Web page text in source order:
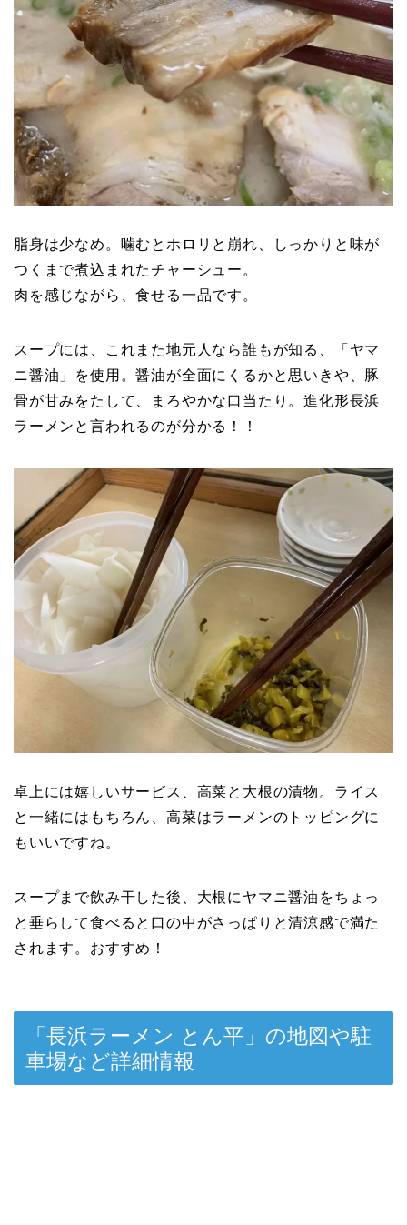
脂身は少なめ。噛むとホロリと崩れ、しっかりと味が
つくまで煮込まれたチャーシュー。
肉を感じながら、食せる一品です。
スープには、これまた地元人なら誰もが知る、「ヤマ
ニ醤油」を使用。醤油が全面にくるかと思いきや、豚
骨が甘みをたして、まろやかな口当たり。進化形長浜
ラーメンと言われるのが分かる！！
卓上には嬉しいサービス、高菜と大根の漬物。ライス
と一緒にはもちろん、高菜はラーメンのトッピングに
もいいですね。
スープまで飲み干した後、大根にヤマニ醤油をちょっ
と垂らして食べると口の中がさっぱりと清涼感で満た
されます。おすすめ！
「長浜ラーメン とん平」の地図や駐
車場など詳細情報